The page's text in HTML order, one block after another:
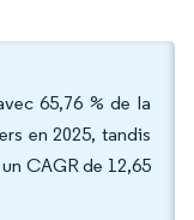
65,76 % de la
en 2025, tandis
CAGR de 12,65